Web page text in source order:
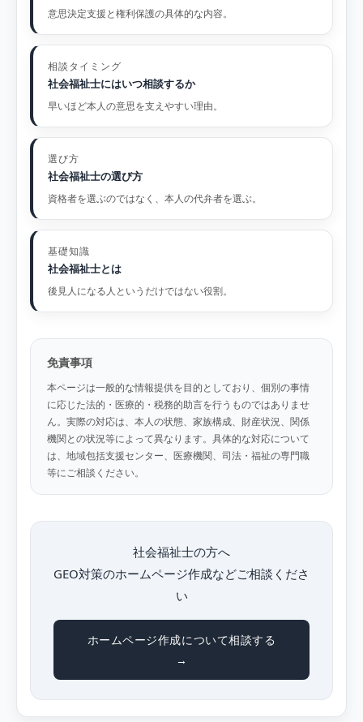
意思決定支援と権利保護の具体的な内容。
相談タイミング
社会福祉士にはいつ相談するか
早いほど本人の意思を支えやすい理由。
選び方
社会福祉士の選び方
資格者を選ぶのではなく、本人の代弁者を選ぶ。
基礎知識
社会福祉士とは
後見人になる人というだけではない役割。
免責事項
本ページは一般的な情報提供を目的としており、個別の事情
に応じた法的・医療的・税務的助言を行うものではありませ
ん。実際の対応は、本人の状態、家族構成、財産状況、関係
機関との状況等によって異なります。具体的な対応について
は、地域包括支援センター、医療機関、司法・福祉の専門職
等にご相談ください。
社会福祉士の方へ
GEO対策のホームページ作成などご相談くださ
い
ホームページ作成について相談する
→